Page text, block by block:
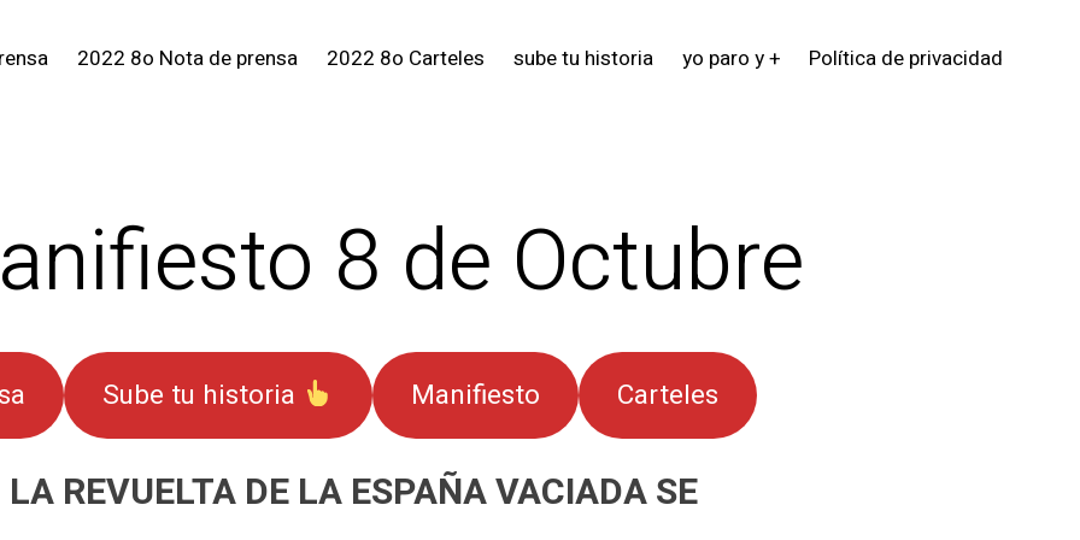
2022 8o Nota de prensa 2022 8o Carteles sube tu historia yo paro y + Política de privacidad
8 de Octubre
Sube tu historia Manifiesto Carteles
LA REVUELTA DE LA ESPAÑA VACIADA SE